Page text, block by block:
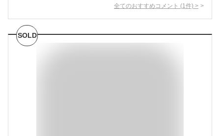
全てのおすすめコメント (1 件) >
SOLD